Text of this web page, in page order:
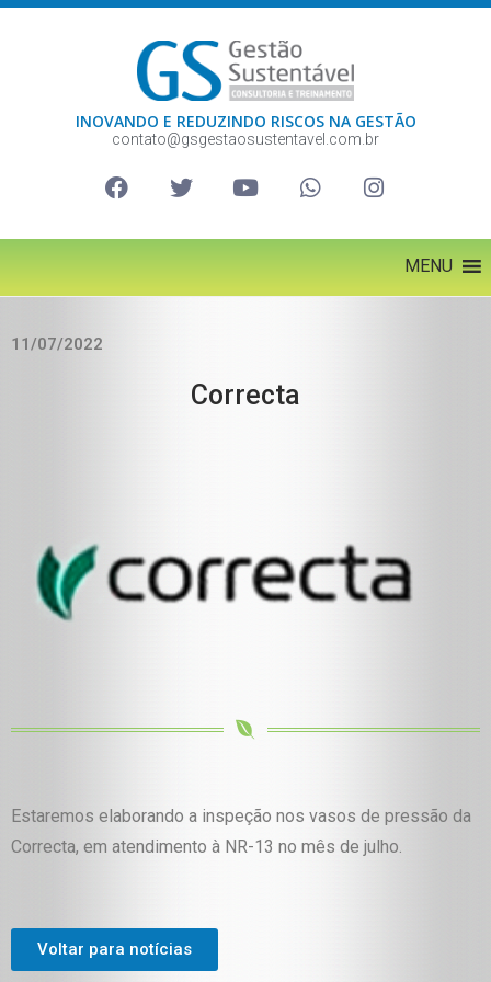
INOVANDO E REDUZINDO RISCOS NA GESTÃO
contato@gsgestaosustentavel.com.br
MENU
11/07/2022
Correcta
Estaremos elaborando a inspeção nos vasos de pressão da
Correcta, em atendimento à NR-13 no mês de julho.
Voltar para notícias